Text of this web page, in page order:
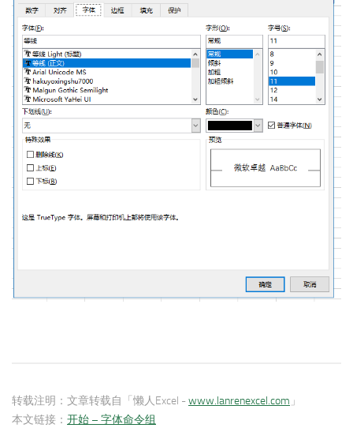
转载注明： 文章转载自「懒人Excel -www.lanrenexcel.com 」
本文链接： 开始 – 字体命令组